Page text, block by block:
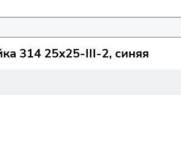
314 25х25-III-2, синяя